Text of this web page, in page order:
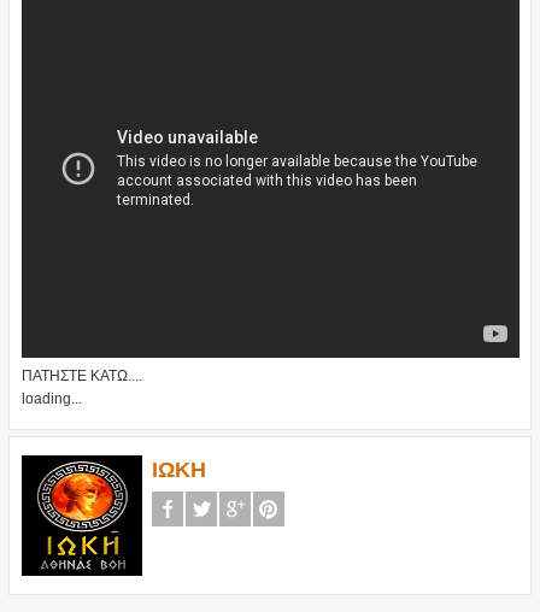
ΠΑΤΗΣΤΕ ΚΑΤΩ....
loading...
ΙΩΚΗ